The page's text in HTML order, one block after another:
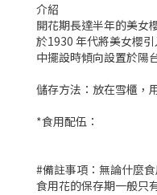
介紹
開花期長達半年的美女
於1930 年代將美女櫻
中擺設時傾向設置於陽
儲存方法：放在雪櫃，
*食用配伍：
#備註事項：無論什麼
食用花的保存期一般只